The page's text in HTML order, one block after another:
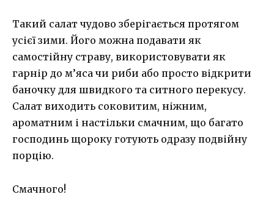
Такий салат чудово зберігається протягом
усієї зими. Його можна подавати як
самостійну страву, використовувати як
гарнір до м’яса чи риби або просто відкрити
баночку для швидкого та ситного перекусу.
Салат виходить соковитим, ніжним,
ароматним і настільки смачним, що багато
господинь щороку готують одразу подвійну
порцію.
Смачного!